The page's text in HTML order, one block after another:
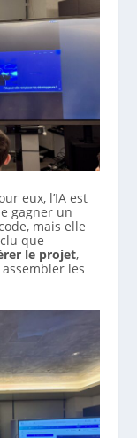
eux, l’IA est
gagner un
mais elle
que
le projet,
les